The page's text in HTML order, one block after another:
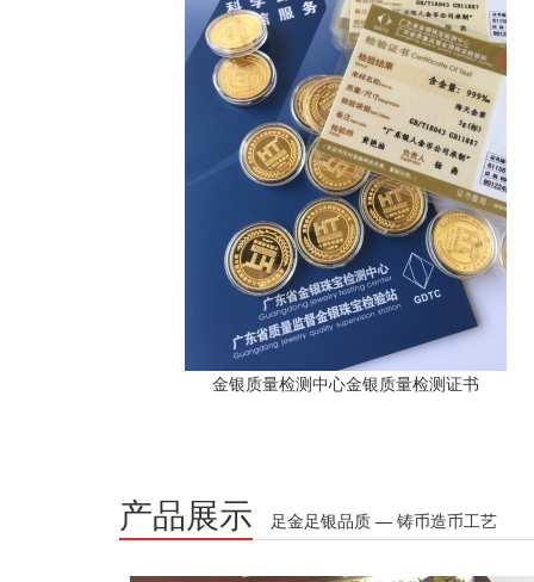
金银质量检测中心金银质量检测证书
产品展示 足金足银品质 — 铸币造币工艺